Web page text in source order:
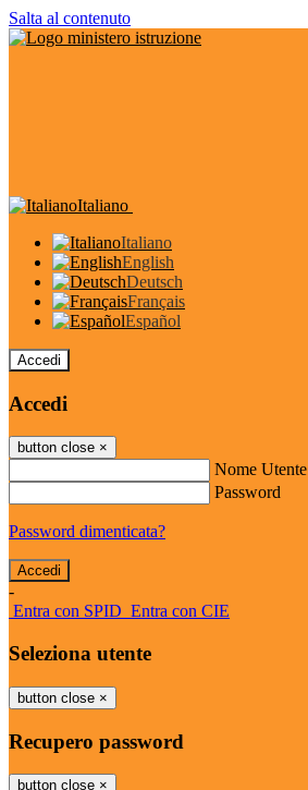
Salta al contenuto
Italiano
Italiano
English
Deutsch
Français
Español
Accedi
Accedi
button close ×
Nome Utente
Password
Password dimenticata?
-
Entra con SPID Entra con CIE
Seleziona utente
button close ×
Recupero password
button close ×